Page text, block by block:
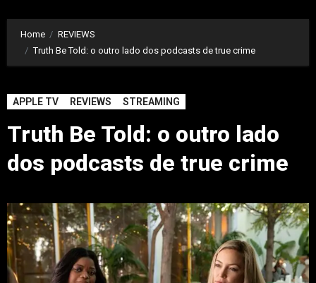
Home
REVIEWS
Truth Be Told: o outro lado dos podcasts de true crime
APPLE TV REVIEWS STREAMING
Truth Be Told: o outro lado
dos podcasts de true crime